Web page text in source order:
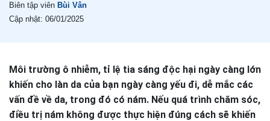
Biên tập viên Bùi Vân
Cập nhật: 06/01/2025
Môi trường ô nhiễm, tỉ lệ tia sáng độc hại ngày càng lớn
khiến cho làn da của bạn ngày càng yếu đi, dễ mắc các
vấn đề về da, trong đó có nám. Nếu quá trình chăm sóc,
điều trị nám không được thực hiện đúng cách sẽ khiến